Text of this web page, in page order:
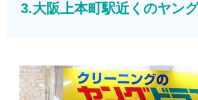
3.大阪上本町駅近くのヤン